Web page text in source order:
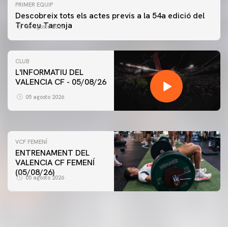
PRIMER EQUIP
Descobreix tots els actes previs a la 54a edició del
Trofeu Taronja
06 agosto 2026
CLUB
L'INFORMATIU DEL
VALENCIA CF - 05/08/26
05 agosto 2026
PRIMER EQUIP
ENTRENAMENT DEL VALENCIA CF 5/8/2026
VCF FEMENÍ
ENTRENAMENT DEL
VALENCIA CF FEMENÍ
(05/08/26)
05 agosto 2026